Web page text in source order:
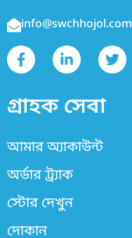
info@swchhojol.com
F
a
c
b
o
k
-
f
L
i
n
e
d
n
-
i
n
T
w
i
গ্রাহক সেবা
আমার অ্যাকাউন্ট
অর্ডার ট্র্যাক
স্টোর দেখুন
দোকান